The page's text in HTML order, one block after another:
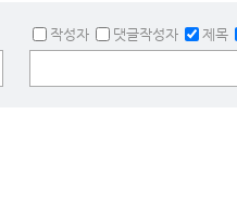
작성자 댓글작성자 제목